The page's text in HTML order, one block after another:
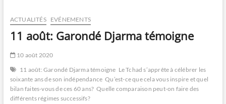
ACTUALITÉS EVÉNEMENTS
11 août: Garondé Djarma témoigne
10 août 2020
11 août: Garondé Djarma témoigne Le Tchad s’apprête à célébrer les
soixante ans de son indépendance Qu’est-ce que cela vous inspire et quel
bilan faites-vous de ces 60 ans? Quelle comparaison peut-on faire des
différents régimes successifs?